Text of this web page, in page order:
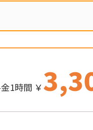
1時間 ￥